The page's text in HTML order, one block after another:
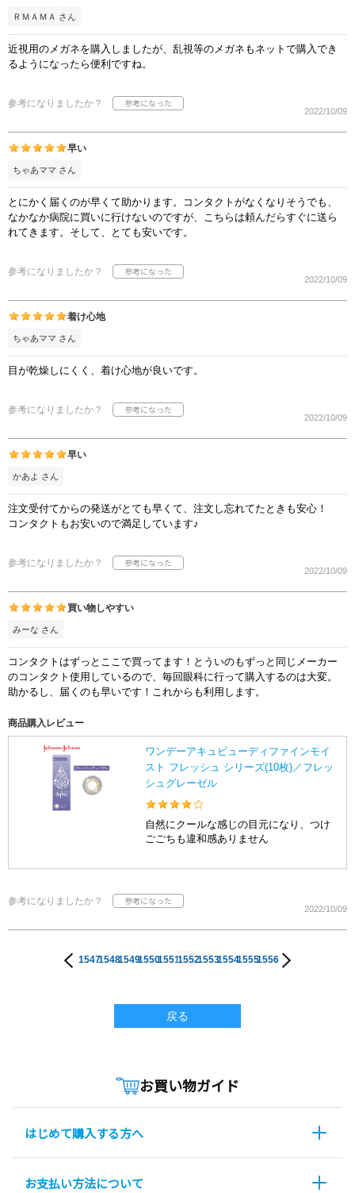
ＲＭＡＭＡ さん
近視用のメガネを購入しましたが、乱視等のメガネもネットで購入でき
るようになったら便利ですね。
参考になりましたか？
2022/10/09
早い
ちゃあママ さん
とにかく届くのが早くて助かります。コンタクトがなくなりそうでも、
なかなか病院に買いに行けないのですが、こちらは頼んだらすぐに送ら
れてきます。そして、とても安いです。
参考になりましたか？
2022/10/09
着け心地
ちゃあママ さん
目が乾燥しにくく、着け心地が良いです。
参考になりましたか？
2022/10/09
早い
かあよ さん
注文受付てからの発送がとても早くて、注文し忘れてたときも安心！
コンタクトもお安いので満足しています♪
参考になりましたか？
2022/10/09
買い物しやすい
みーな さん
コンタクトはずっとここで買ってます！とういのもずっと同じメーカー
のコンタクト使用しているので、毎回眼科に行って購入するのは大変。
助かるし、届くのも早いです！これからも利用します。
商品購入レビュー
ワンデーアキュビューディファインモイ
スト フレッシュ シリーズ(10枚)／フレッ
シュグレーゼル
自然にクールな感じの目元になり、つけ
ごごちも違和感ありません
参考になりましたか？
2022/10/09
1547154815491550155115521553155415551556
戻る
お買い物ガイド
はじめて購入する方へ
お支払い方法について